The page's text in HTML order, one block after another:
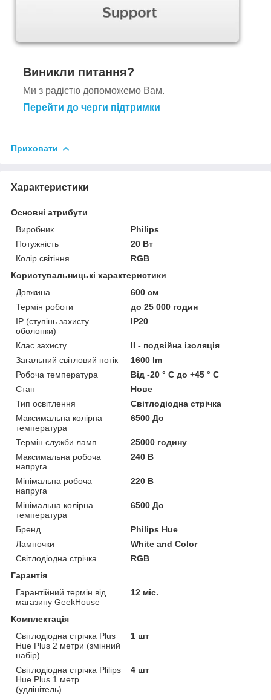
Виникли питання?
Ми з радістю допоможемо Вам.
Перейти до черги підтримки
Приховати
Характеристики
Основні атрибути
Виробник
Philips
Потужність
20 Вт
Колір світіння
RGB
Користувальницькі характеристики
Довжина
600 см
Термін роботи
до 25 000 годин
IP (ступінь захисту
оболонки)
IP20
Клас захисту
II - подвійна ізоляція
Загальний світловий потік
1600 lm
Робоча температура
Від -20 ° C до +45 ° C
Стан
Нове
Тип освітлення
Світлодіодна стрічка
Максимальна колірна
температура
6500 До
Термін служби ламп
25000 годину
Максимальна робоча
напруга
240 В
Мінімальна робоча
напруга
220 В
Мінімальна колірна
температура
6500 До
Бренд
Philips Hue
Лампочки
White and Color
Світлодіодна стрічка
RGB
Гарантія
Гарантійний термін від
магазину GeekHouse
12 міс.
Комплектація
Світлодіодна стрічка Plus
Hue Plus 2 метри (змінний
набір)
1 шт
Світлодіодна стрічка Plilips
Hue Plus 1 метр
(удлінітель)
4 шт